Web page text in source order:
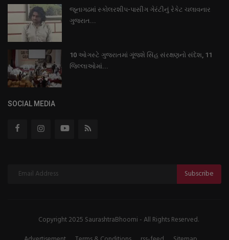
જૂનાગઢમાં સ્કોલરશીપ-પાસીંગ ગેરંટીનું રેકેટ ચલાવનાર
ગુજરાત...
10 ઓગસ્ટે ગુજરાતમાં ગૂંજશે સિંહ સંરક્ષણનો સંદેશ, 11
જિલ્લાઓમાં...
SOCIAL MEDIA
Subscribe
Copyright 2025 SaurashtraBhoomi - All Rights Reserved.